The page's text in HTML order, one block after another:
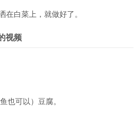
白菜上，就做好了。
视频
也可以）豆腐。